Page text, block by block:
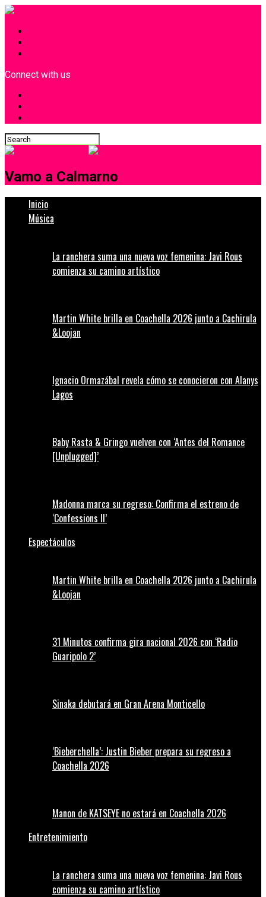
Connect with us
Vamo a Calmarno
Inicio
Música
La ranchera suma una nueva voz femenina: Javi Rous
comienza su camino artístico
Martin White brilla en Coachella 2026 junto a Cachirula
&Loojan
Ignacio Ormazábal revela cómo se conocieron con Alanys
Lagos
Baby Rasta & Gringo vuelven con ‘Antes del Romance
[Unplugged]’
Madonna marca su regreso: Confirma el estreno de
‘Confessions II’
Espectáculos
Martin White brilla en Coachella 2026 junto a Cachirula
&Loojan
31 Minutos confirma gira nacional 2026 con ‘Radio
Guaripolo 2’
Sinaka debutará en Gran Arena Monticello
‘Bieberchella’: Justin Bieber prepara su regreso a
Coachella 2026
Manon de KATSEYE no estará en Coachella 2026
Entretenimiento
La ranchera suma una nueva voz femenina: Javi Rous
comienza su camino artístico